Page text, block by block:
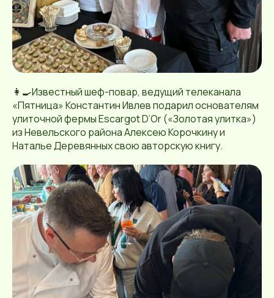
👩‍🍳Известный шеф-повар, ведущий телеканала
«Пятница» Константин Ивлев подарил основателям
улиточной фермы Escargot D’Or («Золотая улитка»)
из Невельского района Алексею Корочкину и
Наталье Деревянных свою авторскую книгу.